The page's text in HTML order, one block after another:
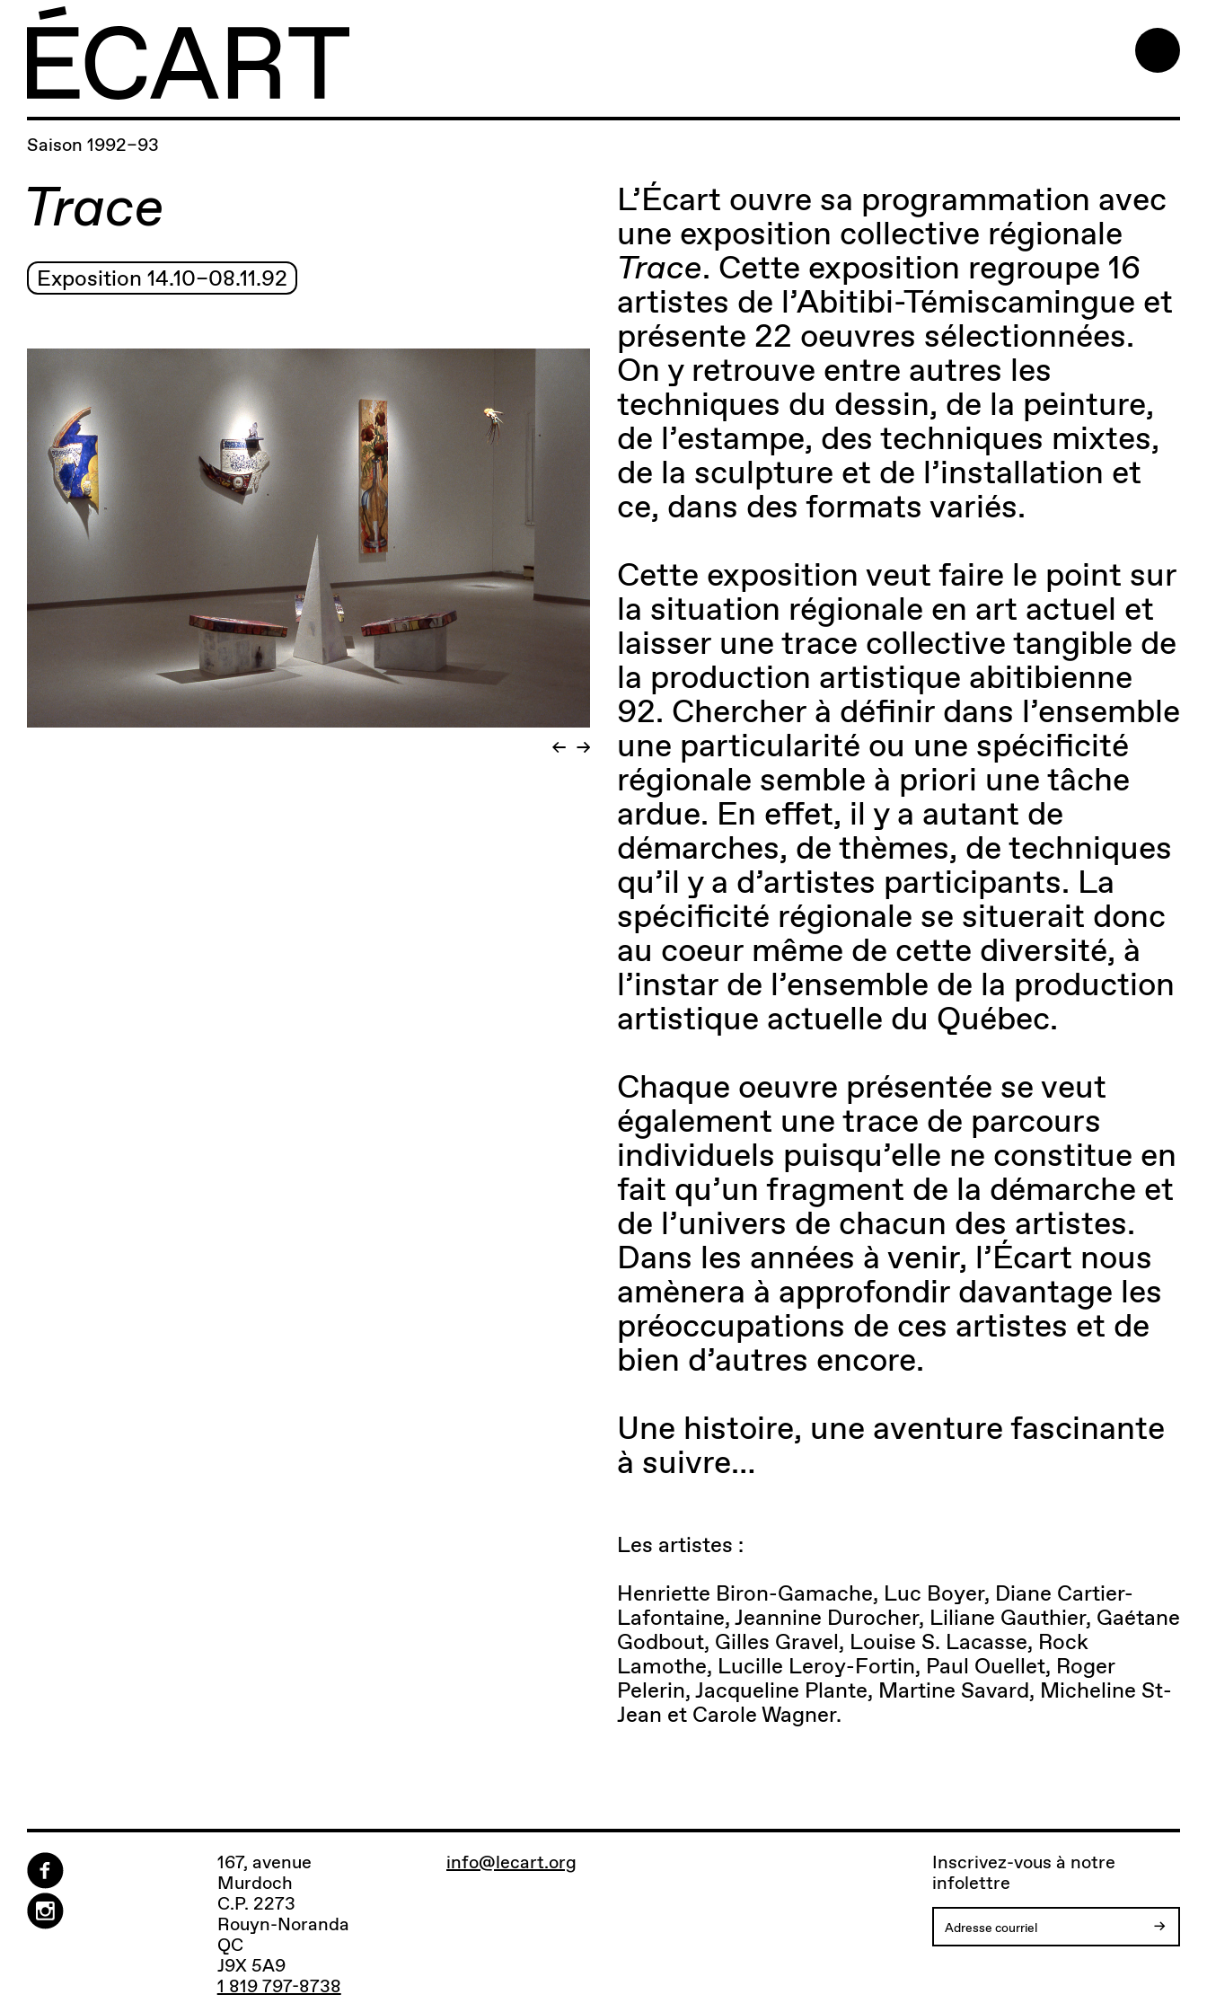
Saison 1992–93
Trace
Exposition 14.10–08.11.92
L’Écart ouvre sa programmation avec
une exposition collective régionale
Trace. Cette exposition regroupe 16
artistes de l’Abitibi-Témiscamingue et
présente 22 oeuvres sélectionnées.
On y retrouve entre autres les
techniques du dessin, de la peinture,
de l’estampe, des techniques mixtes,
de la sculpture et de l’installation et
ce, dans des formats variés.
Cette exposition veut faire le point sur
la situation régionale en art actuel et
laisser une trace collective tangible de
la production artistique abitibienne
92. Chercher à définir dans l’ensemble
une particularité ou une spécificité
régionale semble à priori une tâche
ardue. En effet, il y a autant de
démarches, de thèmes, de techniques
qu’il y a d’artistes participants. La
spécificité régionale se situerait donc
au coeur même de cette diversité, à
l’instar de l’ensemble de la production
artistique actuelle du Québec.
Chaque oeuvre présentée se veut
également une trace de parcours
individuels puisqu’elle ne constitue en
fait qu’un fragment de la démarche et
de l’univers de chacun des artistes.
Dans les années à venir, l’Écart nous
amènera à approfondir davantage les
préoccupations de ces artistes et de
bien d’autres encore.
Une histoire, une aventure fascinante
à suivre…
Les artistes :
Henriette Biron-Gamache, Luc Boyer, Diane Cartier-
Lafontaine, Jeannine Durocher, Liliane Gauthier, Gaétane
Godbout, Gilles Gravel, Louise S. Lacasse, Rock
Lamothe, Lucille Leroy-Fortin, Paul Ouellet, Roger
Pelerin, Jacqueline Plante, Martine Savard, Micheline St-
Jean et Carole Wagner.
167, avenue
Murdoch
C.P. 2273
Rouyn-Noranda
QC
J9X 5A9
1 819 797-8738
info@lecart.org
Inscrivez-vous à notre
infolettre